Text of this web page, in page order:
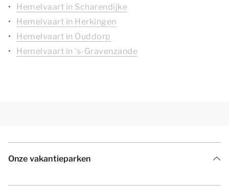
Hemelvaart in Scharendijke
Hemelvaart in Herkingen
Hemelvaart in Ouddorp
Hemelvaart in 's-Gravenzande
Onze vakantieparken